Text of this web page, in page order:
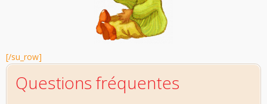
[/su_row]
Questions fréquentes